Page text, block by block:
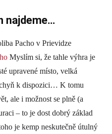
najdeme…
Pacho v Prievidze
Myslím si, že tahle výhra je
upravené místo, velká
k dispozici… K tomu
ale i možnost se plně (a
– to je dost dobrý základ
je kemp neskutečně útulný